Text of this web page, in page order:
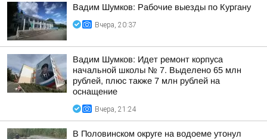
Вадим Шумков: Рабочие выезды по Кургану
Вчера, 20:37
Вадим Шумков: Идет ремонт корпуса
начальной школы № 7. Выделено 65 млн
рублей, плюс также 7 млн рублей на
оснащение
Вчера, 21:24
В Половинском округе на водоеме утонул